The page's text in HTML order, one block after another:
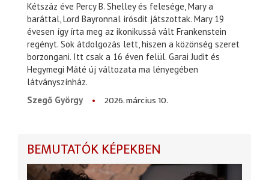
Kétszáz éve Percy B. Shelley és felesége, Mary a
baráttal, Lord Bayronnal írósdit játszottak. Mary 19
évesen így írta meg az ikonikussá vált Frankenstein
regényt. Sok átdolgozás lett, hiszen a közönség szeret
borzongani. Itt csak a 16 éven felül. Garai Judit és
Hegymegi Máté új változata ma lényegében
látványszínház.
Szegő György
2026. március 10.
BEMUTATÓK KÉPEKBEN